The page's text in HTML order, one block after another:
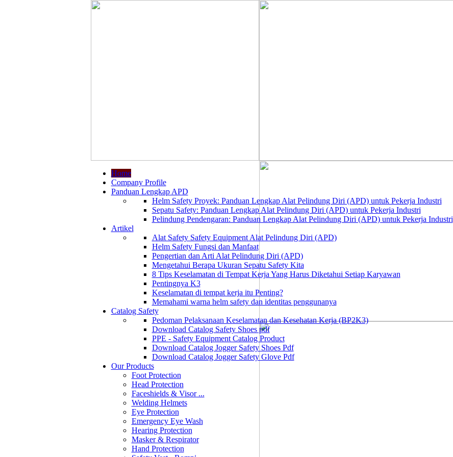
Home
Company Profile
Panduan Lengkap APD
Helm Safety Proyek: Panduan Lengkap Alat Pelindung Diri (APD) untuk Pekerja Industri
Sepatu Safety: Panduan Lengkap Alat Pelindung Diri (APD) untuk Pekerja Industri
Pelindung Pendengaran: Panduan Lengkap Alat Pelindung Diri (APD) untuk Pekerja Industri
Artikel
Alat Safety Safety Equipment Alat Pelindung Diri (APD)
Helm Safety Fungsi dan Manfaat
Pengertian dan Arti Alat Pelindung Diri (APD)
Mengetahui Berapa Ukuran Sepatu Safety Kita
8 Tips Keselamatan di Tempat Kerja Yang Harus Diketahui Setiap Karyawan
Pentingnya K3
Keselamatan di tempat kerja itu Penting?
Memahami warna helm safety dan identitas penggunanya
Catalog Safety
Pedoman Pelaksanaan Keselamatan dan Kesehatan Kerja (BP2K3)
Download Catalog Safety Shoes pdf
PPE - Safety Equipment Catalog Product
Download Catalog Jogger Safety Shoes Pdf
Download Catalog Jogger Safety Glove Pdf
Our Products
Foot Protection
Head Protection
Faceshields & Visor ...
Welding Helmets
Eye Protection
Emergency Eye Wash
Hearing Protection
Masker & Respirator
Hand Protection